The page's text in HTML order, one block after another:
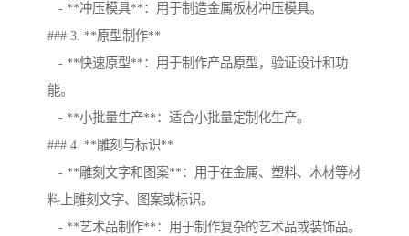
- **冲压模具**：用于制造金属板材冲压模具。
### 3. **原型制作**
- **快速原型**：用于制作产品原型，验证设计和功
能。
- **小批量生产**：适合小批量定制化生产。
### 4. **雕刻与标识**
- **雕刻文字和图案**：用于在金属、塑料、木材等材
料上雕刻文字、图案或标识。
- **艺术品制作**：用于制作复杂的艺术品或装饰品。